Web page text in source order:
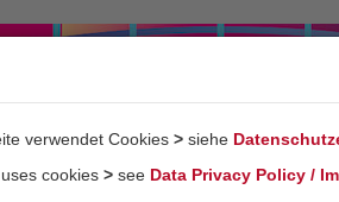
verwendet Cookies > siehe
cookies > see Data Privacy Policy /